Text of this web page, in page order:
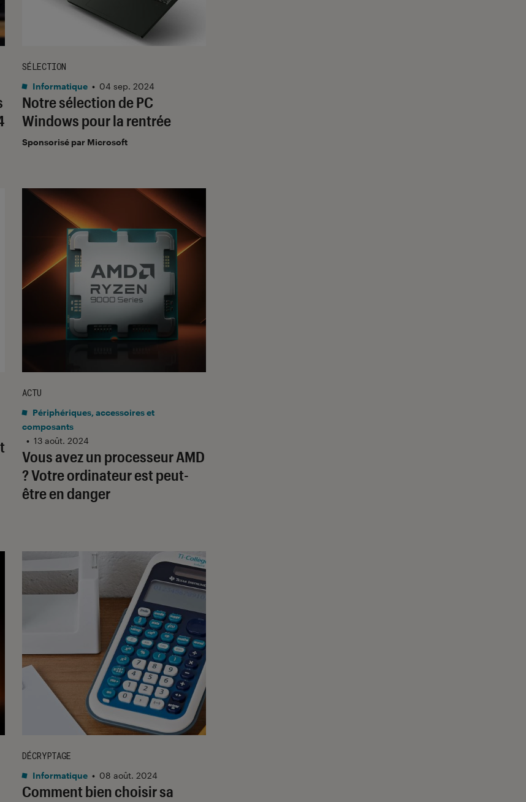
Notre sélection de PC
Windows pour la rentrée
SÉLECTION
Informatique • 04 sep. 2024
Sponsorisé par Microsoft
Vous avez un processeur AMD
? Votre ordinateur est peut-
être en danger
ACTU
Périphériques, accessoires et
composants
• 13 août. 2024
Comment bien choisir sa
DÉCRYPTAGE
Informatique • 08 août. 2024